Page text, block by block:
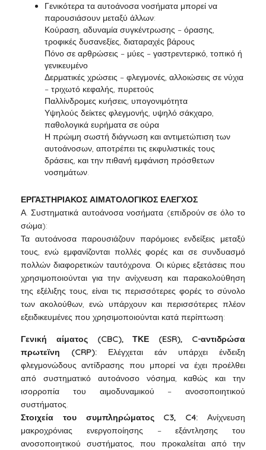
Γενικότερα τα αυτοάνοσα νοσήματα μπορεί να
παρουσιάσουν μεταξύ άλλων:
Κούραση, αδυναμία συγκέντρωσης – όρασης,
τροφικές δυσανεξίες, διαταραχές βάρους
Πόνο σε αρθρώσεις – μύες – γαστρεντερικό, τοπικό ή
γενικευμένο
Δερματικές χρώσεις – φλεγμονές, αλλοιώσεις σε νύχια
– τριχωτό κεφαλής, πυρετούς
Παλλίνδρομες κυήσεις, υπογονιμότητα
Υψηλούς δείκτες φλεγμονής, υψηλό σάκχαρο,
παθολογικά ευρήματα σε ούρα
Η πρώιμη σωστή διάγνωση και αντιμετώπιση των
αυτοάνοσων, αποτρέπει τις εκφυλιστικές τους
δράσεις, και την πιθανή εμφάνιση πρόσθετων
νοσημάτων.
ΕΡΓΑΣΤΗΡΙΑΚΟΣ ΑΙΜΑΤΟΛΟΓΙΚΟΣ ΕΛΕΓΧΟΣ
Α. Συστηματικά αυτοάνοσα νοσήματα (επιδρούν σε όλο το
σώμα):
Τα αυτοάνοσα παρουσιάζουν παρόμοιες ενδείξεις μεταξύ
τους, ενώ εμφανίζονται πολλές φορές και σε συνδυασμό
πολλών διαφορετικών ταυτόχρονα. Οι κύριες εξετάσεις που
χρησιμοποιούνται για την ανίχνευση και παρακολούθηση
της εξέλιξης τους, είναι τις περισσότερες φορές το σύνολο
των ακολούθων, ενώ υπάρχουν και περισσότερες πλέον
εξειδικευμένες που χρησιμοποιούνται κατά περίπτωση:
Γενική αίματος (CBC), ΤΚΕ (ESR), C-αντιδρώσα
πρωτεϊνη (CRP): Ελέγχεται εάν υπάρχει ένδειξη
φλεγμονώδους αντίδρασης που μπορεί να έχει προέλθει
από συστηματικό αυτοάνοσο νόσημα, καθώς και την
ισορροπία του αιμοδυναμικού – ανοσοποιητικού
συστήματος.
Στοιχεία του συμπληρώματος C3, C4: Ανίχνευση
μακροχρόνιας ενεργοποίησης – εξάντλησης του
ανοσοποιητικού συστήματος, που προκαλείται από την